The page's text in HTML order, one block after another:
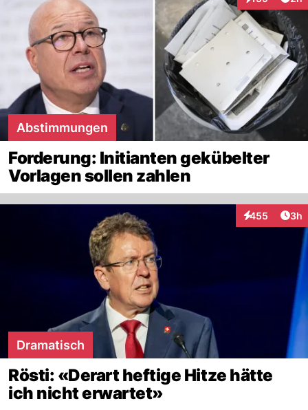
Interaktionen
Abstimmungen
Forderung: Initianten gekübelter
Vorlagen sollen zahlen
455
Interaktionen
3h
Dramatisch
Rösti: «Derart heftige Hitze hätte
ich nicht erwartet»